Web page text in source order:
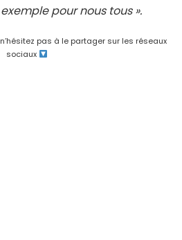
pour nous tous ».
pas à le partager sur les réseaux
sociaux